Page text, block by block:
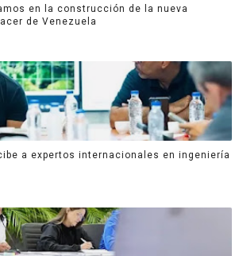
en la construcción de la nueva
de Venezuela
a expertos internacionales en ingeniería